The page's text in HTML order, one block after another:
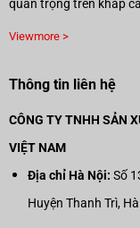
quan trọng trên khắp
Viewmore >
Thông tin liên hệ
CÔNG TY TNHH SẢN
VIỆT NAM
Địa chỉ Hà Nội: Số
Huyện Thanh Trì,